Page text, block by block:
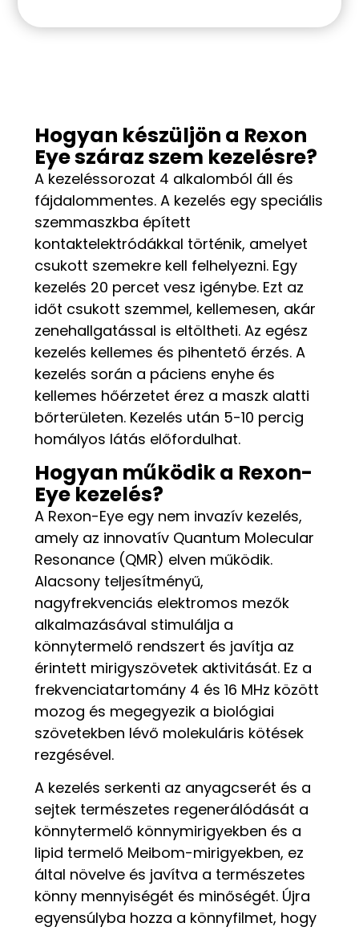
Hogyan készüljön a Rexon
Eye száraz szem kezelésre?
A kezeléssorozat 4 alkalomból áll és
fájdalommentes. A kezelés egy speciális
szemmaszkba épített
kontaktelektródákkal történik, amelyet
csukott szemekre kell felhelyezni. Egy
kezelés 20 percet vesz igénybe. Ezt az
időt csukott szemmel, kellemesen, akár
zenehallgatással is eltöltheti. Az egész
kezelés kellemes és pihentető érzés. A
kezelés során a páciens enyhe és
kellemes hőérzetet érez a maszk alatti
bőrterületen. Kezelés után 5-10 percig
homályos látás előfordulhat.
Hogyan működik a Rexon-
Eye kezelés?
A Rexon-Eye egy nem invazív kezelés,
amely az innovatív Quantum Molecular
Resonance (QMR) elven működik.
Alacsony teljesítményű,
nagyfrekvenciás elektromos mezők
alkalmazásával stimulálja a
könnytermelő rendszert és javítja az
érintett mirigyszövetek aktivitását. Ez a
frekvenciatartomány 4 és 16 MHz között
mozog és megegyezik a biológiai
szövetekben lévő molekuláris kötések
rezgésével.
A kezelés serkenti az anyagcserét és a
sejtek természetes regenerálódását a
könnytermelő könnymirigyekben és a
lipid termelő Meibom-mirigyekben, ez
által növelve és javítva a természetes
könny mennyiségét és minőségét. Újra
egyensúlyba hozza a könnyfilmet, hogy